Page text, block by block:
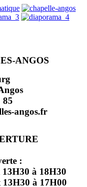
ANGOS
85
angos.fr
:
à 18H30
à 17H00